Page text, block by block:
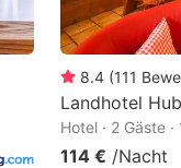
8.4 (111
Landhotel
Hotel · 2 Gäste
114 € /Nacht